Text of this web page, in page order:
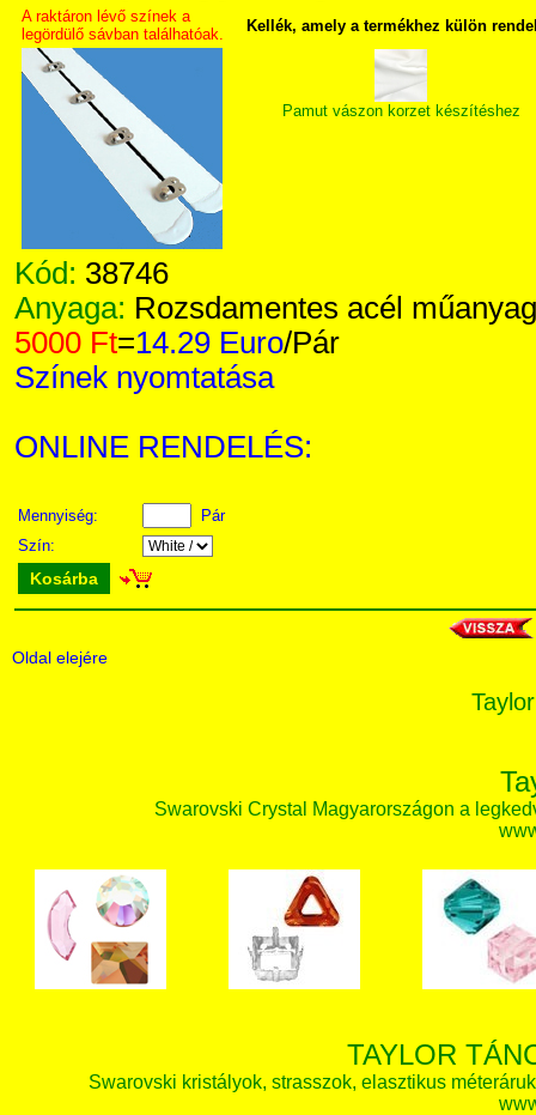
A raktáron lévő színek a
legördülő sávban találhatóak.
Kellék, amely a termékhez külön
Pamut vászon korzet készítéshez
Kód: 38746
Anyaga: Rozsdamentes acél
5000 Ft=14.29 Euro/Pár
Színek nyomtatása
ONLINE RENDELÉS:
Mennyiség:
Pár
Szín:
Kosárba
Oldal elejére
Swarovski Crystal Magyarországon a
TAYLOR
Swarovski kristályok, strasszok, elasztikus